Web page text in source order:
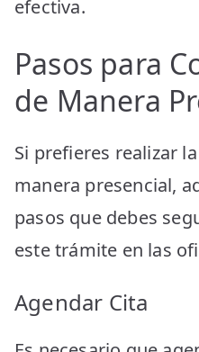
efectiva.
Pasos para
de Manera
Si prefieres realizar
manera presencial,
pasos que debes
este trámite en las
Agendar Cita